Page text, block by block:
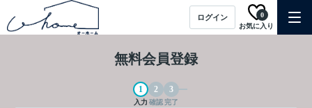
ログイン
お気に入り
0
無料会員登録
入力 確認完了